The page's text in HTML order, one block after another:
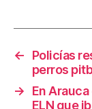
o
k
←
Policías
perros
→
En
ELN que